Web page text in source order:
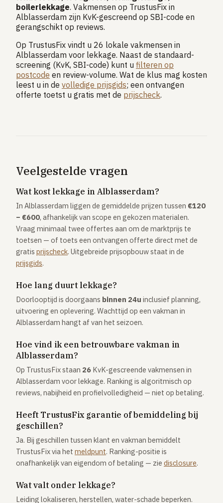
boilerlekkage. Vakmensen op TrustusFix in
Alblasserdam zijn KvK-gescreend op SBI-code en
gerangschikt op reviews.
Op TrustusFix vindt u 26 lokale vakmensen in
Alblasserdam voor lekkage. Naast de standaard-
screening (KvK, SBI-code) kunt u filteren op
postcode en review-volume. Wat de klus mag kosten
leest u in de volledige prijsgids; een ontvangen
offerte toetst u gratis met de prijscheck.
Veelgestelde vragen
Wat kost lekkage in Alblasserdam?
In Alblasserdam liggen de gemiddelde prijzen tussen €120
– €600, afhankelijk van scope en gekozen materialen.
Vraag minimaal twee offertes aan om de marktprijs te
toetsen — of toets een ontvangen offerte direct met de
gratis prijscheck. Uitgebreide prijsopbouw staat in de
prijsgids.
Hoe lang duurt lekkage?
Doorlooptijd is doorgaans binnen 24u inclusief planning,
uitvoering en oplevering. Wachttijd op een vakman in
Alblasserdam hangt af van het seizoen.
Hoe vind ik een betrouwbare vakman in
Alblasserdam?
Op TrustusFix staan 26 KvK-gescreende vakmensen in
Alblasserdam voor lekkage. Ranking is algoritmisch op
reviews, nabijheid en profielvolledigheid — niet op betaling.
Heeft TrustusFix garantie of bemiddeling bij
geschillen?
Ja. Bij geschillen tussen klant en vakman bemiddelt
TrustusFix via het meldpunt. Ranking-positie is
onafhankelijk van eigendom of betaling — zie disclosure.
Wat valt onder lekkage?
Leiding lokaliseren, herstellen, water-schade beperken.